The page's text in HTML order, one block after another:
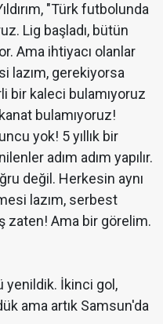
"Türk futbolunda
Lig başladı, bütün
Ama ihtiyacı olanlar
lazım, gerekiyorsa
bir kaleci bulamıyoruz
bulamıyoruz!
yok! 5 yıllık bir
adım adım yapılır.
değil. Herkesin aynı
lazım, serbest
zaten! Ama bir görelim.
yenildik. İkinci gol,
ama artık Samsun'da